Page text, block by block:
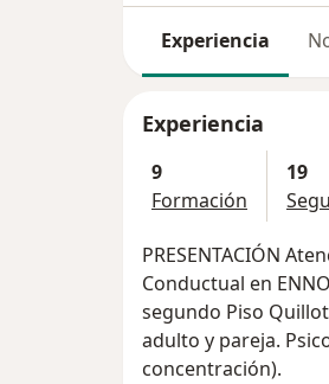
Experiencia
Experiencia
9
Formación
19
PRESENTACIÓN
Conductual en
segundo Piso
adulto y pareja.
concentración).